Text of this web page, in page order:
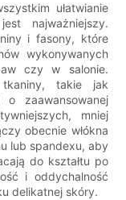
ułatwianie
najważniejszy.
i fasony, które
wykonywanych
czy w salonie.
takie jak
zaawansowanej
mniej
obecnie włókna
lub spandexu, aby
do kształtu po
i oddychalność
delikatnej skóry.